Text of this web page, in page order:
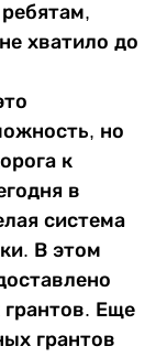
хватило до
но
к
в
система
В этом
грантов. Еще
грантов